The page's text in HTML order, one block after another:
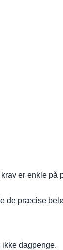
er enkle
de præcise
dagpenge.